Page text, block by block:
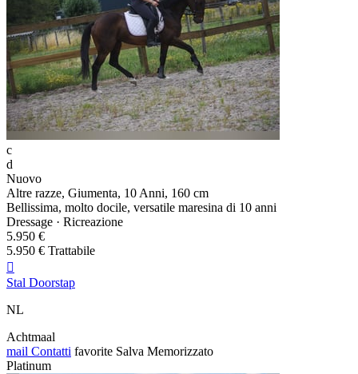
c
d
Nuovo
Altre razze, Giumenta, 10 Anni, 160 cm
Bellissima, molto docile, versatile maresina di 10 anni
Dressage · Ricreazione
5.950 €
5.950 € Trattabile

Stal Doorstap
NL
Achtmaal
mail Contatti favorite Salva Memorizzato
Platinum